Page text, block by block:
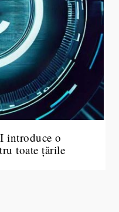
introduce o
toate țările